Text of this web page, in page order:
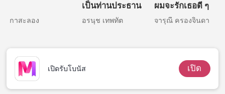
กาสะลอง
เป็นท่านประธาน
อรนุช เทพทัต
ผมจะรักเธอดี ๆ
จารุณี ครองจินดา
เปิดรับโบนัส เปิด